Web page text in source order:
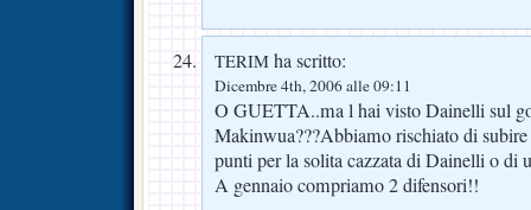
TERIM ha scritto:
Dicembre 4th, 2006 alle 09:11
O GUETTA..ma l hai visto Dainelli sul
Makinwua???Abbiamo rischiato di
punti per la solita cazzata di Dainelli o di
A gennaio compriamo 2 difensori!!